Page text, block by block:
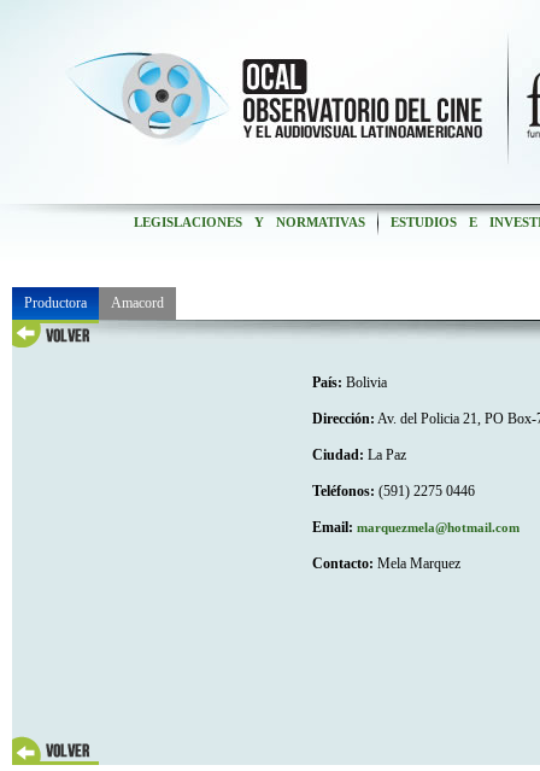
LEGISLACIONES Y NORMATIVAS ESTUDIOS E
Productora Amacord
País: Bolivia
Dirección: Av. del Policia 21, PO Box-
Ciudad: La Paz
Teléfonos: (591) 2275 0446
Email: marquezmela@hotmail.com
Contacto: Mela Marquez